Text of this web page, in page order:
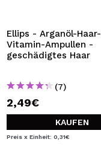
Ellips - Arganöl-Haar-
Vitamin-Ampullen -
geschädigtes Haar
(7)
2,49€
KAUFEN
Preis x Einheit: 0,31€